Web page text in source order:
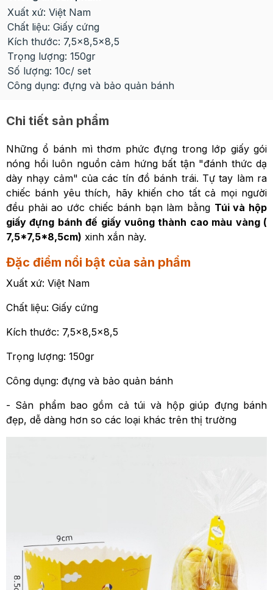
Xuất xứ: Việt Nam
Chất liệu: Giấy cứng
Kích thước: 7,5x8,5x8,5
Trọng lượng: 150gr
Số lượng: 10c/ set
Công dụng: đựng và bảo quản bánh
Chi tiết sản phẩm
Những ổ bánh mì thơm phức đựng trong lớp giấy gói
nóng hổi luôn nguồn cảm hứng bất tận "đánh thức dạ
dày nhạy cảm" của các tín đồ bánh trái. Tự tay làm ra
chiếc bánh yêu thích, hãy khiến cho tất cả mọi người
đều phải ao ước chiếc bánh bạn làm bằng Túi và hộp
giấy đựng bánh đế giấy vuông thành cao màu vàng (
7,5*7,5*8,5cm) xinh xắn này.
Đặc điểm nổi bật của sản phẩm
Xuất xứ: Việt Nam
Chất liệu: Giấy cứng
Kích thước: 7,5x8,5x8,5
Trọng lượng: 150gr
Công dụng: đựng và bảo quản bánh
- Sản phẩm bao gồm cả túi và hộp giúp đựng bánh
đẹp, dễ dàng hơn so các loại khác trên thị trường